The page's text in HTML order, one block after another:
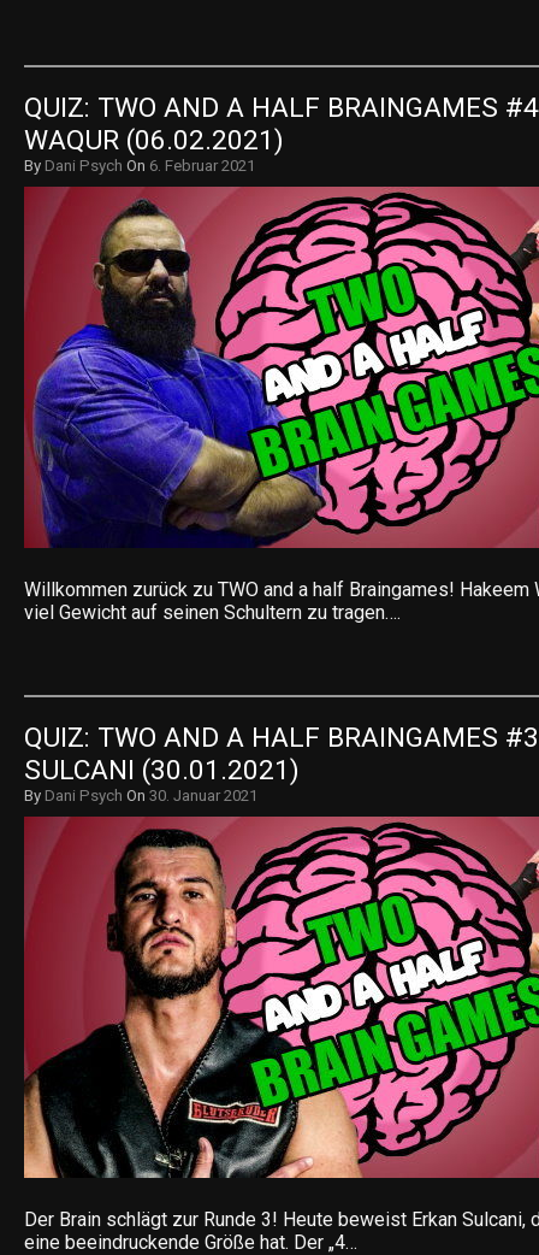
QUIZ: TWO AND A HALF BRAINGAMES
WAQUR (06.02.2021)
By Dani Psych On 6. Februar 2021
Willkommen zurück zu TWO and a half Braingames!
viel Gewicht auf seinen Schultern zu tragen….
QUIZ: TWO AND A HALF BRAINGAMES
SULCANI (30.01.2021)
By Dani Psych On 30. Januar 2021
Der Brain schlägt zur Runde 3! Heute beweist Erkan Sulcani,
eine beeindruckende Größe hat. Der „4…